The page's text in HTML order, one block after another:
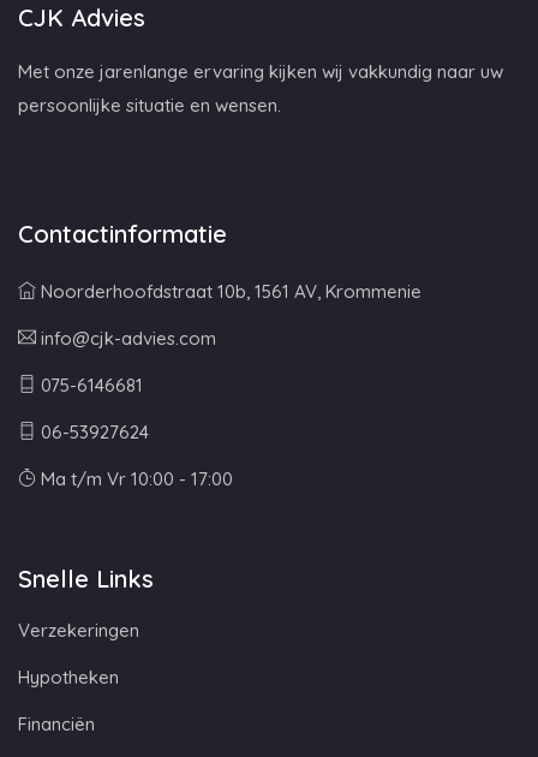
CJK Advies
Met onze jarenlange ervaring kijken wij vakkundig naar uw
persoonlijke situatie en wensen.
Contactinformatie
Noorderhoofdstraat 10b, 1561 AV, Krommenie
info@cjk-advies.com
075-6146681
06-53927624
Ma t/m Vr 10:00 - 17:00
Snelle Links
Verzekeringen
Hypotheken
Financiën